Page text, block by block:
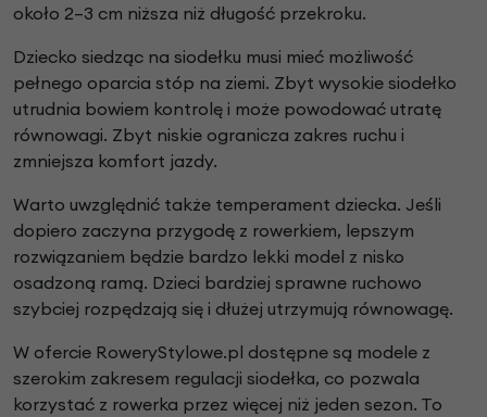
około 2–3 cm niższa niż długość przekroku.
Dziecko siedząc na siodełku musi mieć możliwość
pełnego oparcia stóp na ziemi. Zbyt wysokie siodełko
utrudnia bowiem kontrolę i może powodować utratę
równowagi. Zbyt niskie ogranicza zakres ruchu i
zmniejsza komfort jazdy.
Warto uwzględnić także temperament dziecka. Jeśli
dopiero zaczyna przygodę z rowerkiem, lepszym
rozwiązaniem będzie bardzo lekki model z nisko
osadzoną ramą. Dzieci bardziej sprawne ruchowo
szybciej rozpędzają się i dłużej utrzymują równowagę.
W ofercie RoweryStylowe.pl dostępne są modele z
szerokim zakresem regulacji siodełka, co pozwala
korzystać z rowerka przez więcej niż jeden sezon. To